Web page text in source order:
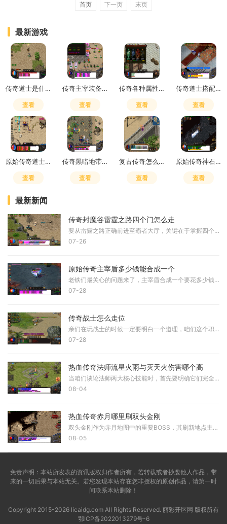
首页 下一页 末页
最新游戏
传奇道士是什么符号啊怎么打
查看
传奇主宰装备怎么获得最快
查看
传奇各种属性解析
查看
传奇道士搭配什么职业好
查看
原始传奇道士打架带什么好
查看
传奇黑暗地带怎么去下一层的
查看
复古传奇怎么升武器装备最快
查看
原始传奇神石哪里打
查看
最新新闻
传奇封魔谷雷霆之路四个门怎么走
要从雷霆之路正确前进至霸者大厅，关键在于掌握四个入口对应的路径，其中仅有特定一条道路能够通往目标地点，其余路径则会将玩家引入秘密通道区域。雷霆之路的地图结构相对规
07-26
原始传奇主宰盾多少钱能合成一个
老铁们最关心的问题来了，主宰盾合成一个要花多少钱。综合多方面因素来看，合成一个主宰盾的成本大概在两百元左右。这个价格主要是由材料中最贵的主宰残盾决定的，其他材料相
07-28
传奇战士怎么走位
亲们在玩战士的时候一定要明白一个道理，咱们这个职业虽然血厚防高，但要是不会灵活移动，那就很容易变成活靶子。走位可不只是简单地跑来跑去，它关系到你能不能躲开敌人的技
07-28
热血传奇法师流星火雨与灭天火伤害哪个高
当咱们谈论法师两大核心技能时，首先要明确它们完全属于不同攻击类型。流星火雨是范围攻击魔法，对区域内所有目标进行多段打击，而灭天火则是纯粹的单体爆发技能，二者适用场
08-04
热血传奇赤月哪里刷双头金刚
双头金刚作为赤月地图中的重要BOSS，其刷新地点主要集中在恶魔祭坛、宫殿长廊和抉择峡谷这三个区域。这三个地点都是赤月地图中的高级区域，怪物密度较大，环境较为危险。恶魔祭
08-05
免责声明：本站所发表的资讯版权归作者所有，若转载或者抄袭他人作品，带
来的一切后果与本站无关。若您发现本站存在您非授权的原创作品，请第一时
间联系本站删除！
Copyright 2015-2026 licaidg.com All Rights Reserved. 丽彩开区网 版权所有
鄂ICP备2022013279号-6